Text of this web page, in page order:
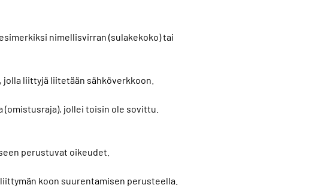
nimellisvirran (sulakekoko) tai
liittyjä liitetään sähköverkkoon.
jollei toisin ole sovittu.
perustuvat oikeudet.
koon suurentamisen perusteella.